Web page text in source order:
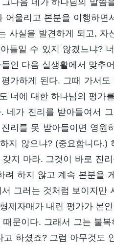
다음 네가 하나님의 말씀
울리고 본분을 이행하면
사실을 발견하게 되고,
들일 수 있지 않겠느냐?
인 다음 실생활에서 맞추
가하게 된다. 그때 가서
너에 대한 하나님의 평가
네가 진리를 받아들여서
리를 못 받아들이면 영원
지 않으냐? (중요합니다
지 마라. 그것이 바로 진
려 하지 않고 계속 본분을
그러는 것처럼 보이지만
제자매가 내린 평가가 본
문이다. 그래서 그는 불
고 하셨죠? 그럼 아무것도